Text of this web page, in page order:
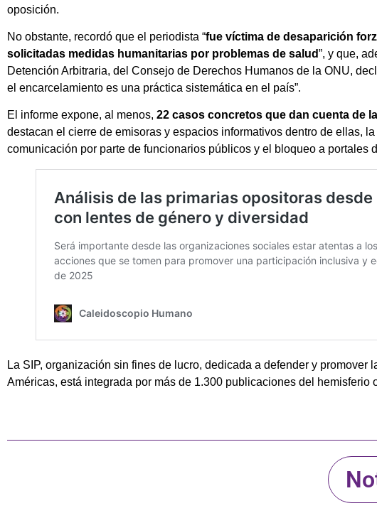
oposición.
No obstante, recordó que el periodista “fue víctima de desaparición
solicitadas medidas humanitarias por problemas de salud”, y que,
Detención Arbitraria, del Consejo de Derechos Humanos de la ONU,
el encarcelamiento es una práctica sistemática en el país”.
El informe expone, al menos, 22 casos concretos que dan cuenta de
destacan el cierre de emisoras y espacios informativos dentro de ellas,
comunicación por parte de funcionarios públicos y el bloqueo a portales
La SIP, organización sin fines de lucro, dedicada a defender y promover
Américas, está integrada por más de 1.300 publicaciones del hemisferio